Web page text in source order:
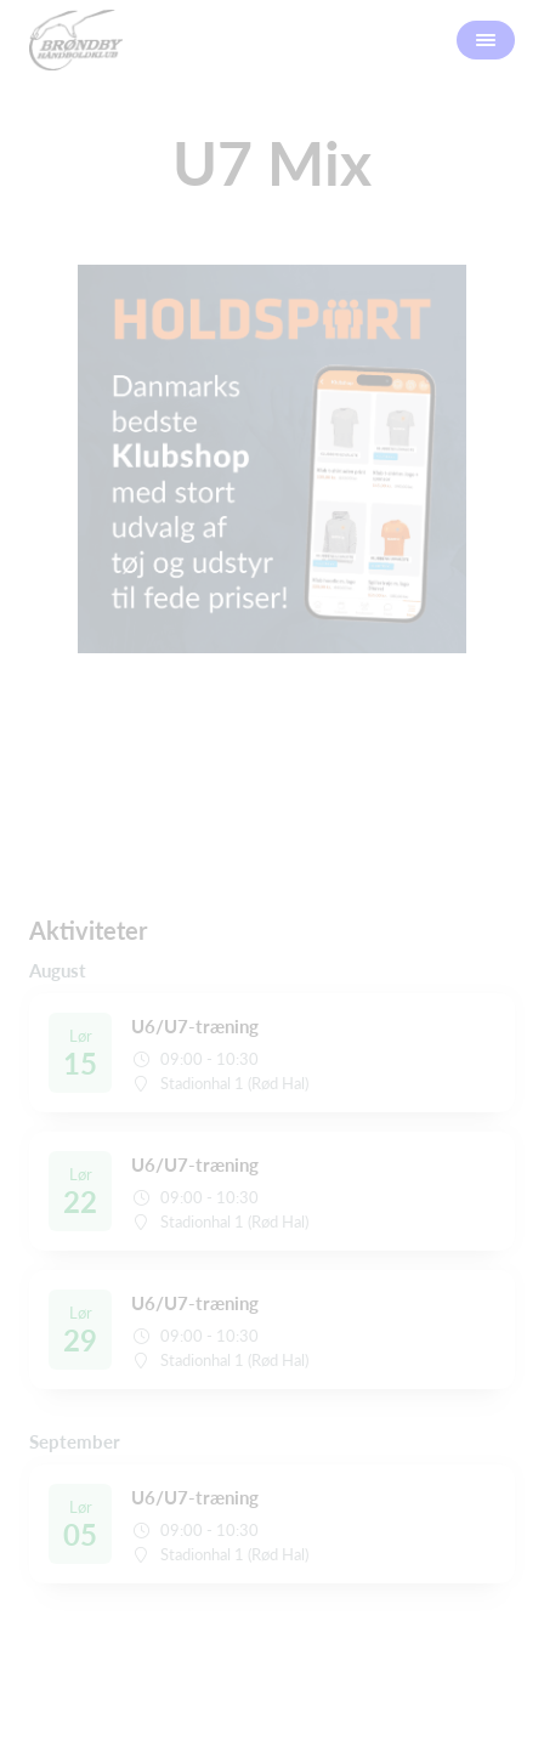
U7 Mix
Aktiviteter
August
Lør
15
U6/U7-træning
09:00 - 10:30
Stadionhal 1 (Rød Hal)
Lør
22
U6/U7-træning
09:00 - 10:30
Stadionhal 1 (Rød Hal)
Lør
29
U6/U7-træning
09:00 - 10:30
Stadionhal 1 (Rød Hal)
September
Lør
05
U6/U7-træning
09:00 - 10:30
Stadionhal 1 (Rød Hal)